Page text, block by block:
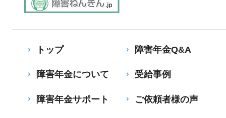
トップ
障害年金について
障害年金サポート
障害年金Q&A
受給事例
ご依頼者様の声